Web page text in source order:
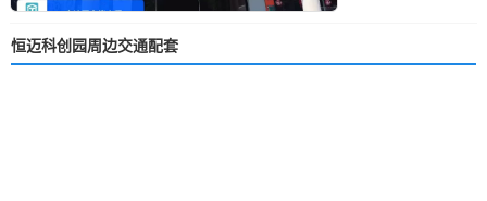
恒迈科创园周边交通配套